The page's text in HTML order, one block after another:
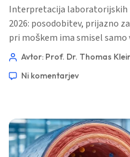
Interpretacija laboratorijskih
2026: posodobitev, prijazno
pri moškem ima smisel
SHBG, telesno maščobo,
samodejno naročilo za
Avtor: Prof. Dr. Thomas
Ni komentarjev